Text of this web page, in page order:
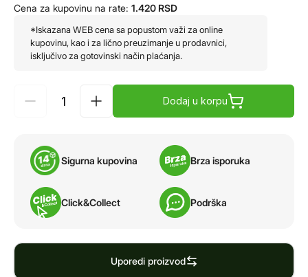
Cena za kupovinu na rate: 1.420 RSD
*Iskazana WEB cena sa popustom važi za online
kupovinu, kao i za lično preuzimanje u prodavnici,
isključivo za gotovinski način plaćanja.
Dodaj u korpu
Sigurna kupovina Brza isporuka
Click&Collect Podrška
Uporedi proizvod